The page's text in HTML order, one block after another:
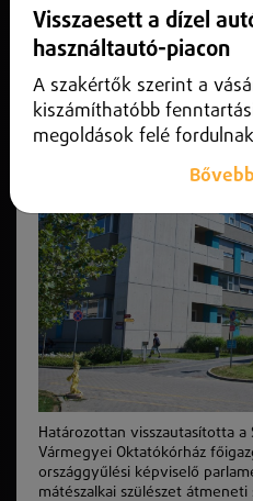
Határozottan visszautasította
országgyűlési képviselő
amelyben a mátészalkai
kapcsolatban a nyíregyházi
kérdőjelezte meg.
Határozottan visszautasította a
Vármegyei Oktatókórház
országgyűlési képviselő
mátészalkai szülészet
Visszaesett a dízel
használtautó-piacon
A szakértők szerint a
kiszámíthatóbb
megoldások felé